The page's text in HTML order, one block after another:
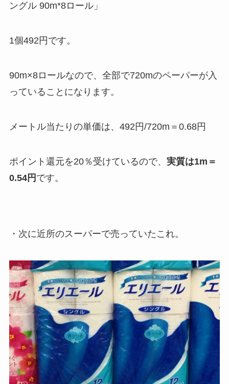
ングル 90m*8ロール」
1個492円です。
90m×8ロールなので、全部で720mのペーパーが入
っていることになります。
メートル当たりの単価は、492円/720m＝0.68円
ポイント還元を20％受けているので、 実質は1m＝
0.54円 です。
・次に近所のスーパーで売っていたこれ。